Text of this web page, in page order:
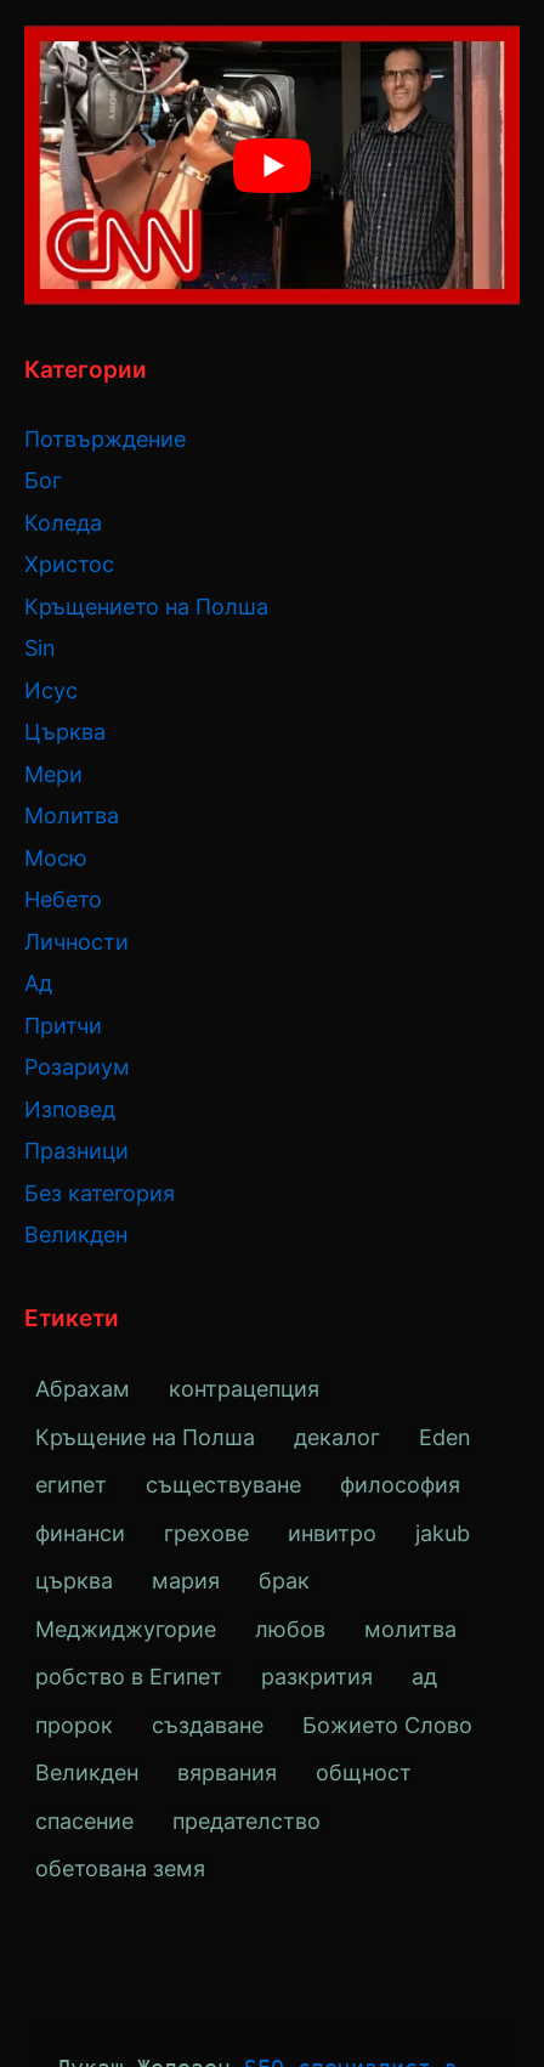
Категории
Потвърждение
Бог
Коледа
Христос
Кръщението на Полша
Sin
Исус
Църква
Мери
Молитва
Мосю
Небето
Личности
Ад
Притчи
Розариум
Изповед
Празници
Без категория
Великден
Етикети
Абрахам
контрацепция
Кръщение на Полша
декалог
Eden
египет
съществуване
философия
финанси
грехове инвитро
jakub
църква
мария
брак
Меджиджугорие
любов
молитва
робство в Египет
разкрития
ад
пророк
създаване
Божието Слово
Великден
вярвания
общност
спасение
предателство
обетована земя